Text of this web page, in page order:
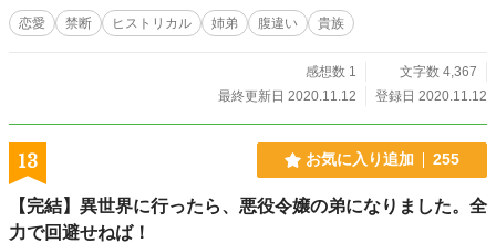
恋愛 禁断 ヒストリカル 姉弟 腹違い 貴族
感想数 1
文字数 4,367
最終更新日 2020.11.12
登録日 2020.11.12
13 お気に入り追加 255
【完結】異世界に行ったら、悪役令嬢の弟になりました。全
力で回避せねば！